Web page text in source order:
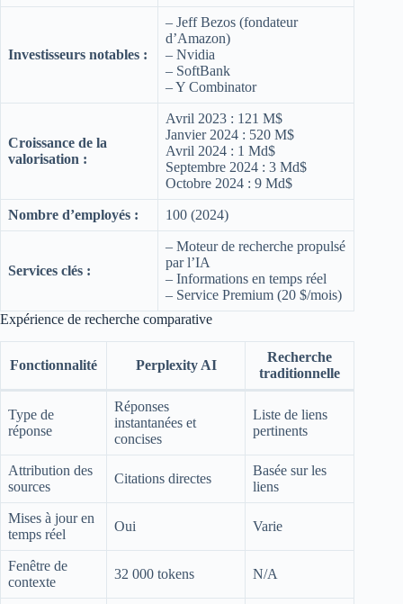
Investisseurs notables :
– Jeff Bezos (fondateur
d’Amazon)
– Nvidia
– SoftBank
– Y Combinator
Croissance de la
valorisation :
Avril 2023 : 121 M$
Janvier 2024 : 520 M$
Avril 2024 : 1 Md$
Septembre 2024 : 3 Md$
Octobre 2024 : 9 Md$
Nombre d’employés : 100 (2024)
Services clés :
– Moteur de recherche propulsé
par l’IA
– Informations en temps réel
– Service Premium (20 $/mois)
Expérience de recherche comparative
Fonctionnalité Perplexity AI
Recherche
traditionnelle
Type de
réponse
Réponses
instantanées et
concises
Liste de liens
pertinents
Attribution des
sources
Citations directes
Basée sur les
liens
Mises à jour en
temps réel
Oui Varie
Fenêtre de
contexte
32 000 tokens N/A